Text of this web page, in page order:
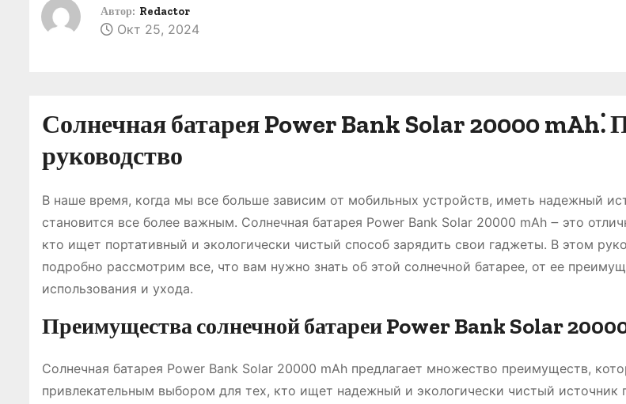
Автор: Redactor
Окт 25, 2024
Солнечная батарея Power Bank Solar 20000 mAh⁚
руководство
В наше время, когда мы все больше зависим от мобильных устройств, иметь надежный
становится все более важным. Солнечная батарея Power Bank Solar 20000 mAh ౼ это
кто ищет портативный и экологически чистый способ зарядить свои гаджеты. В этом
подробно рассмотрим все, что вам нужно знать об этой солнечной батарее, от ее
использования и ухода.
Преимущества солнечной батареи Power Bank Solar
Солнечная батарея Power Bank Solar 20000 mAh предлагает множество преимуществ,
привлекательным выбором для тех, кто ищет надежный и экологически чистый источник